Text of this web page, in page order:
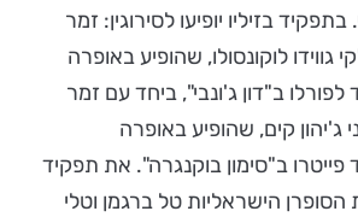
בזיליו יופיעו לסירוגין: זמר
גווידו לוקונסולו, שהופיע באופרה
ב"דון ג'ונבי", ביחד עם זמר
ג'יהון קים, שהופיע באופרה
ב"סימון בוקנגרה". את תפקיד
הסופרן הישראליות טל ברגמן וטלי